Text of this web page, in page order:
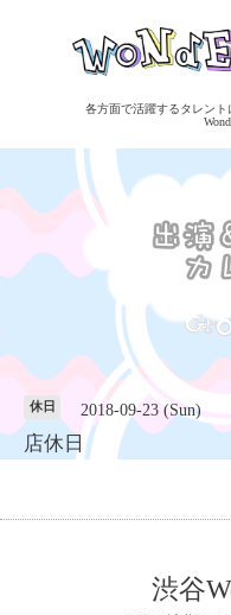
各方面で活躍するタレン
休日 2018-09-23 (Sun)
店休日
渋谷